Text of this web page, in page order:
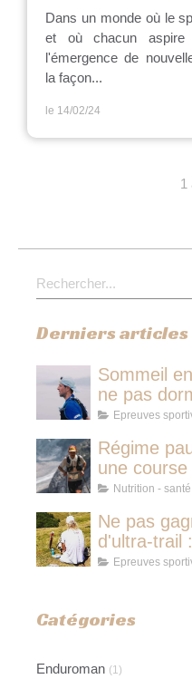
Dans un monde où le
et où chacun aspire
l'émergence de
la façon...
le 14/02/24
1
Rechercher
Derniers articles
Sommeil
ne pas
plus de
Epreuves
Régime
une
protocole
Nutrition - santé
Ne pas
d'ultra-trail
jamais
Epreuves
Catégories
Enduroman (1)